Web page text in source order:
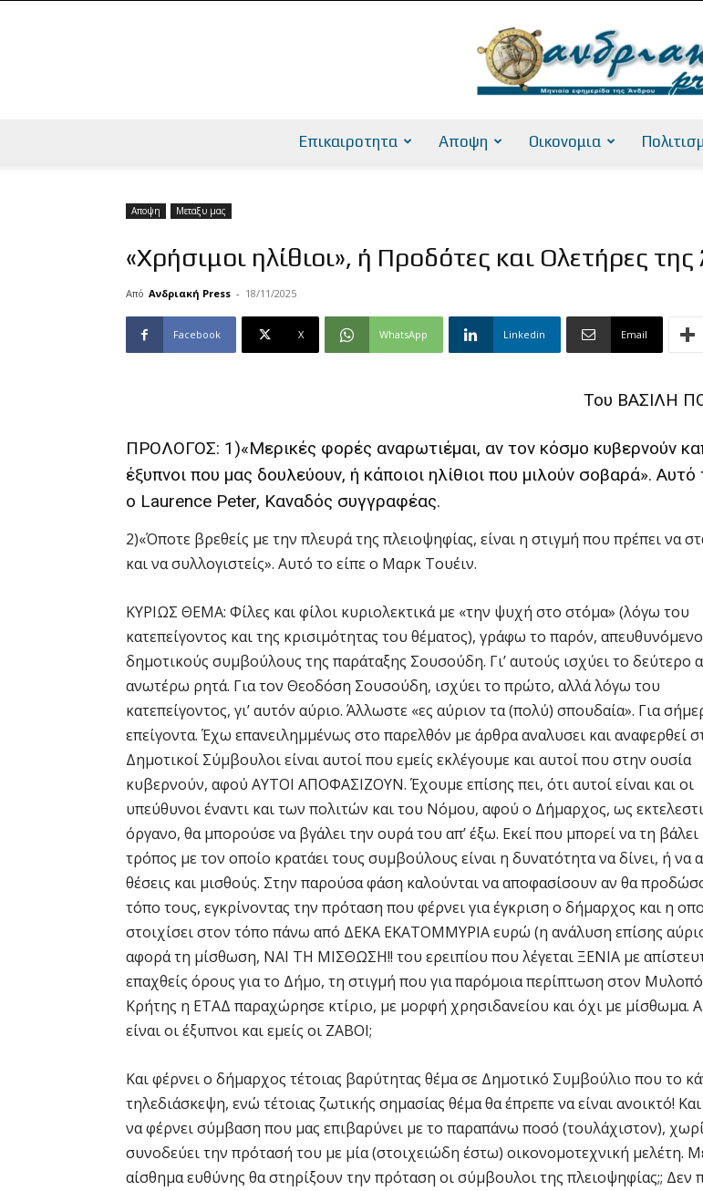
Επικαιροτητα Αποψη Οικονομια
Αποψη Μεταξυ μας
«Χρήσιμοι ηλίθιοι», ή Προδότες και Ολετήρες
Από Ανδριακή Press - 18/11/2025
Facebook X WhatsApp Linkedin Email
Του ΒΑΣΙΛΗ
ΠΡΟΛΟΓΟΣ: 1)«Μερικές φορές αναρωτιέμαι, αν τον κόσμο κυβερνούν
έξυπνοι που μας δουλεύουν, ή κάποιοι ηλίθιοι που μιλούν σοβαρά». Αυτό
ο Laurence Peter, Καναδός συγγραφέας.
2)«Όποτε βρεθείς με την πλευρά της πλειοψηφίας, είναι η στιγμή που πρέπει να
και να συλλογιστείς». Αυτό το είπε ο Μαρκ Τουέιν.
ΚΥΡΙΩΣ ΘΕΜΑ: Φίλες και φίλοι κυριολεκτικά με «την ψυχή στο στόμα» (λόγω του
κατεπείγοντος και της κρισιμότητας του θέματος), γράφω το παρόν,
δημοτικούς συμβούλους της παράταξης Σουσούδη. Γι’ αυτούς ισχύει το δεύτερο
ανωτέρω ρητά. Για τον Θεοδόση Σουσούδη, ισχύει το πρώτο, αλλά λόγω του
κατεπείγοντος, γι’ αυτόν αύριο. Άλλωστε «ες αύριον τα (πολύ) σπουδαία». Για
επείγοντα. Έχω επανειλημμένως στο παρελθόν με άρθρα αναλυσει και αναφερθεί
Δημοτικοί Σύμβουλοι είναι αυτοί που εμείς εκλέγουμε και αυτοί που στην ουσία
κυβερνούν, αφού ΑΥΤΟΙ ΑΠΟΦΑΣΙΖΟΥΝ. Έχουμε επίσης πει, ότι αυτοί είναι και οι
υπεύθυνοι έναντι και των πολιτών και του Νόμου, αφού ο Δήμαρχος, ως
όργανο, θα μπορούσε να βγάλει την ουρά του απ’ έξω. Εκεί που μπορεί να τη βάλει
τρόπος με τον οποίο κρατάει τους συμβούλους είναι η δυνατότητα να δίνει, ή να
θέσεις και μισθούς. Στην παρούσα φάση καλούνται να αποφασίσουν αν θα
τόπο τους, εγκρίνοντας την πρόταση που φέρνει για έγκριση ο δήμαρχος και η
στοιχίσει στον τόπο πάνω από ΔΕΚΑ ΕΚΑΤΟΜΜΥΡΙΑ ευρώ (η ανάλυση επίσης
αφορά τη μίσθωση, ΝΑΙ ΤΗ ΜΙΣΘΩΣΗ!! του ερειπίου που λέγεται ΞΕΝΙΑ με
επαχθείς όρους για το Δήμο, τη στιγμή που για παρόμοια περίπτωση στον
Κρήτης η ΕΤΑΔ παραχώρησε κτίριο, με μορφή χρησιδανείου και όχι με μίσθωμα.
είναι οι έξυπνοι και εμείς οι ΖΑΒΟΙ;
Και φέρνει ο δήμαρχος τέτοιας βαρύτητας θέμα σε Δημοτικό Συμβούλιο που το
τηλεδιάσκεψη, ενώ τέτοιας ζωτικής σημασίας θέμα θα έπρεπε να είναι ανοικτό!
να φέρνει σύμβαση που μας επιβαρύνει με το παραπάνω ποσό (τουλάχιστον),
συνοδεύει την πρότασή του με μία (στοιχειώδη έστω) οικονομοτεχνική μελέτη.
αίσθημα ευθύνης θα στηρίξουν την πρόταση οι σύμβουλοι της πλειοψηφίας;; Δεν